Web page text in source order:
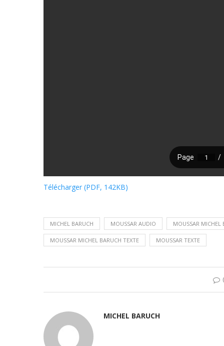
Télécharger (PDF, 142KB)
MICHEL BARUCH MOUSSAR AUDIO MOUSSAR MICHEL
MOUSSAR MICHEL BARUCH TEXTE MOUSSAR TEXTE
MICHEL BARUCH